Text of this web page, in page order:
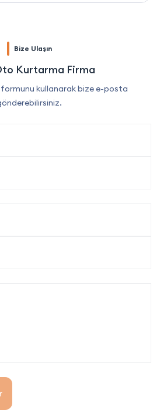
Bize Ulaşın
Kurtarma Firma
kullanarak bize e-posta